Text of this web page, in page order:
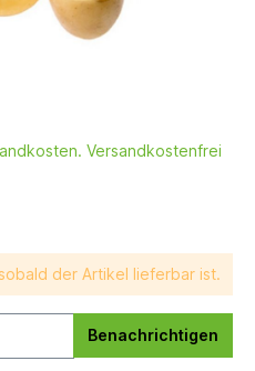
Versandkostenfrei
der Artikel lieferbar ist.
Benachrichtigen